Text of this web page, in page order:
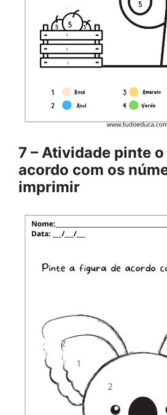
7 – Atividade pinte
acordo com os
imprimir